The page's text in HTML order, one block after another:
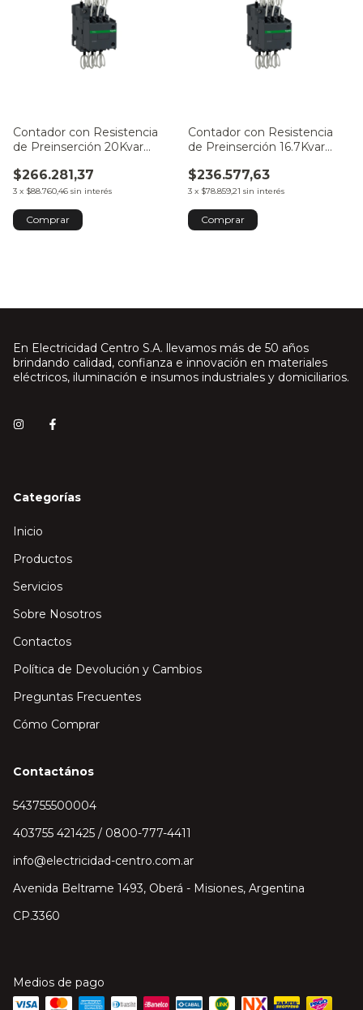
Contador con Resistencia
de Preinserción 20Kvar
$266.281,37
3 x $88.760,46 sin interés
Contador con Resistencia
de Preinserción 16.7Kvar
$236.577,63
3 x $78.859,21 sin interés
En Electricidad Centro S.A. llevamos más de 50 años
brindando calidad, confianza e innovación en materiales
eléctricos, iluminación e insumos industriales y domiciliarios.
Categorías
Inicio
Productos
Servicios
Sobre Nosotros
Contactos
Política de Devolución y Cambios
Preguntas Frecuentes
Cómo Comprar
Contactános
543755500004
403755 421425 / 0800-777-4411
info@electricidad-centro.com.ar
Avenida Beltrame 1493, Oberá - Misiones, Argentina
CP.3360
Medios de pago